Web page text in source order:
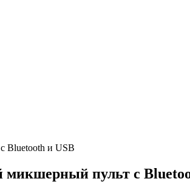
Bluetooth и USB
микшерный пульт с